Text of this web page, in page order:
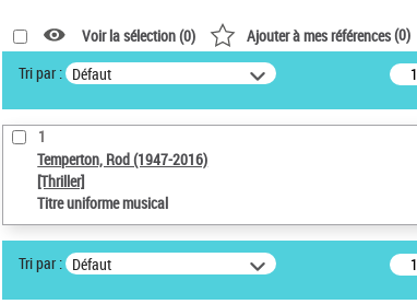
Voir la sélection (0) Ajouter à mes références(0)
Tri par : Défaut
1
Temperton, Rod (1947-2016)
[Thriller]
Titre uniforme musical
Tri par : Défaut